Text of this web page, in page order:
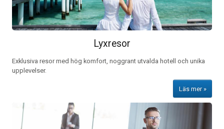
Lyxresor
Exklusiva resor med hög komfort, noggrant utvalda hotell och unika
upplevelser.
Läs mer